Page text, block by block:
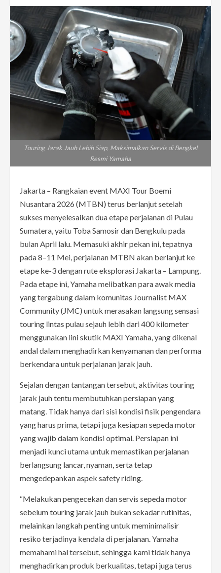
Touring Jarak Jauh Lebih Siap, Maksimalkan Servis di Bengkel
Resmi Yamaha
Jakarta – Rangkaian event MAXI Tour Boemi
Nusantara 2026 (MTBN) terus berlanjut setelah
sukses menyelesaikan dua etape perjalanan di Pulau
Sumatera, yaitu Toba Samosir dan Bengkulu pada
bulan April lalu. Memasuki akhir pekan ini, tepatnya
pada 8–11 Mei, perjalanan MTBN akan berlanjut ke
etape ke-3 dengan rute eksplorasi Jakarta – Lampung.
Pada etape ini, Yamaha melibatkan para awak media
yang tergabung dalam komunitas Journalist MAX
Community (JMC) untuk merasakan langsung sensasi
touring lintas pulau sejauh lebih dari 400 kilometer
menggunakan lini skutik MAXI Yamaha, yang dikenal
andal dalam menghadirkan kenyamanan dan performa
berkendara untuk perjalanan jarak jauh.
Sejalan dengan tantangan tersebut, aktivitas touring
jarak jauh tentu membutuhkan persiapan yang
matang. Tidak hanya dari sisi kondisi fisik pengendara
yang harus prima, tetapi juga kesiapan sepeda motor
yang wajib dalam kondisi optimal. Persiapan ini
menjadi kunci utama untuk memastikan perjalanan
berlangsung lancar, nyaman, serta tetap
mengedepankan aspek safety riding.
“Melakukan pengecekan dan servis sepeda motor
sebelum touring jarak jauh bukan sekadar rutinitas,
melainkan langkah penting untuk meminimalisir
resiko terjadinya kendala di perjalanan. Yamaha
memahami hal tersebut, sehingga kami tidak hanya
menghadirkan produk berkualitas, tetapi juga terus